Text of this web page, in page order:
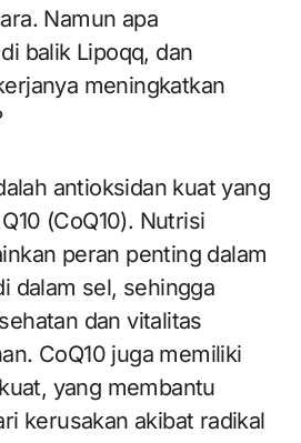
Namun apa
balik Lipoqq, dan
meningkatkan
antioksidan kuat yang
(CoQ10). Nutrisi
peran penting dalam
dalam sel, sehingga
dan vitalitas
CoQ10 juga memiliki
yang membantu
kerusakan akibat radikal